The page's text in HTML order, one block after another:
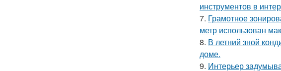
инструментов в
7. Грамотное
метр использован
8. В летний зной
доме.
9. Интерьер